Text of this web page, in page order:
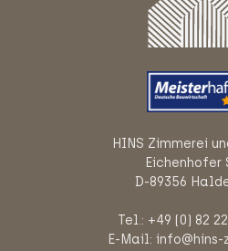
HINS Zimmerei
Eichenhofer
D-89356
Tel.: +49 (0) 82
E-Mail: